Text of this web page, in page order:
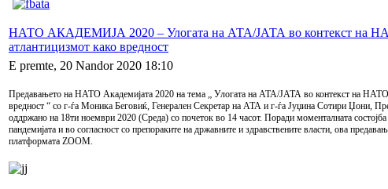
НАТО АКАДЕМИЈА 2020 – Улогата на АТА/ЈАТА во контекст на
атлантицизмот како вредност
E premte, 20 Nandor 2020 18:10
Предавањето на НАТО Академијата 2020 на тема „ Улогата на АТА/ЈАТА во контекст на НАТО
вредност “ со г-ѓа Моника Беговиќ, Генерален Секретар на АТА и г-ѓа Јуџина Сотири Џони,
оддржано на 18ти ноември 2020 (Среда) со почеток во 14 часот. Поради моменталната
пандемијата и во согласност со препораките на државните и здравствените власти, ова
платформата ZOOM.